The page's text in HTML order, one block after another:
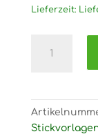
Lieferzeit:
Stickvorlage